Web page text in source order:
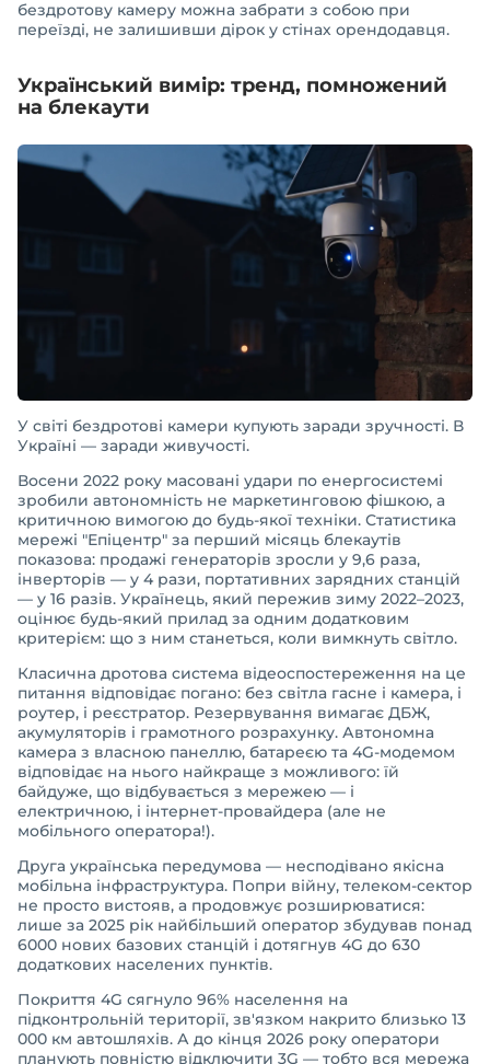
бездротову камеру можна забрати з собою при
переїзді, не залишивши дірок у стінах орендодавця.
Український вимір: тренд, помножений
на блекаути
У світі бездротові камери купують заради зручності. В
Україні — заради живучості.
Восени 2022 року масовані удари по енергосистемі
зробили автономність не маркетинговою фішкою, а
критичною вимогою до будь-якої техніки. Статистика
мережі "Епіцентр" за перший місяць блекаутів
показова: продажі генераторів зросли у 9,6 раза,
інверторів — у 4 рази, портативних зарядних станцій
— у 16 разів. Українець, який пережив зиму 2022–2023,
оцінює будь-який прилад за одним додатковим
критерієм: що з ним станеться, коли вимкнуть світло.
Класична дротова система відеоспостереження на це
питання відповідає погано: без світла гасне і камера, і
роутер, і реєстратор. Резервування вимагає ДБЖ,
акумуляторів і грамотного розрахунку. Автономна
камера з власною панеллю, батареєю та 4G-модемом
відповідає на нього найкраще з можливого: їй
байдуже, що відбувається з мережею — і
електричною, і інтернет-провайдера (але не
мобільного оператора!).
Друга українська передумова — несподівано якісна
мобільна інфраструктура. Попри війну, телеком-сектор
не просто вистояв, а продовжує розширюватися:
лише за 2025 рік найбільший оператор збудував понад
6000 нових базових станцій і дотягнув 4G до 630
додаткових населених пунктів.
Покриття 4G сягнуло 96% населення на
підконтрольній території, зв'язком накрито близько 13
000 км автошляхів. А до кінця 2026 року оператори
планують повністю відключити 3G — тобто вся мережа